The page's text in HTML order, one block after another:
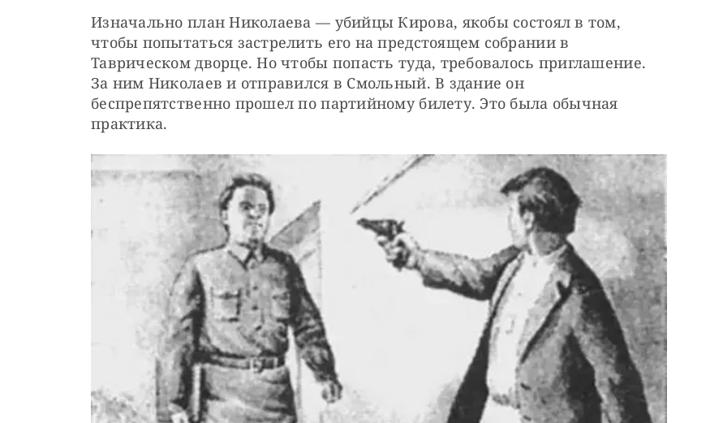
Изначально план Николаева — убийцы Кирова, якобы состоял в том,
чтобы попытаться застрелить его на предстоящем собрании в
Таврическом дворце. Но чтобы попасть туда, требовалось приглашение.
За ним Николаев и отправился в Смольный. В здание он
беспрепятственно прошел по партийному билету. Это была обычная
практика.